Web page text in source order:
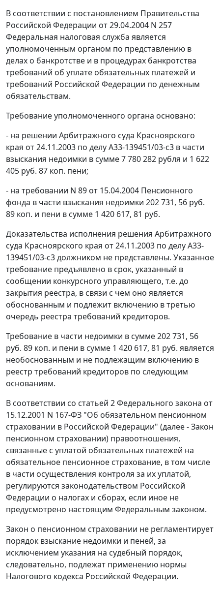
В соответствии с постановлением Правительства
Российской Федерации от 29.04.2004 N 257
Федеральная налоговая служба является
уполномоченным органом по представлению в
делах о банкротстве и в процедурах банкротства
требований об уплате обязательных платежей и
требований Российской Федерации по денежным
обязательствам.
Требование уполномоченного органа основано:
- на решении Арбитражного суда Красноярского
края от 24.11.2003 по делу А33-139451/03-с3 в части
взыскания недоимки в сумме 7 780 282 рубля и 1 622
405 руб. 87 коп. пени;
- на требовании N 89 от 15.04.2004 Пенсионного
фонда в части взыскания недоимки 202 731, 56 руб.
89 коп. и пени в сумме 1 420 617, 81 руб.
Доказательства исполнения решения Арбитражного
суда Красноярского края от 24.11.2003 по делу А33-
139451/03-с3 должником не представлены. Указанное
требование предъявлено в срок, указанный в
сообщении конкурсного управляющего, т.е. до
закрытия реестра, в связи с чем оно является
обоснованным и подлежит включению в третью
очередь реестра требований кредиторов.
Требование в части недоимки в сумме 202 731, 56
руб. 89 коп. и пени в сумме 1 420 617, 81 руб. является
необоснованным и не подлежащим включению в
реестр требований кредиторов по следующим
основаниям.
В соответствии со статьей 2Федерального закона от
15.12.2001 N 167-ФЗ "Об обязательном пенсионном
страховании в Российской Федерации" (далее - Закон
пенсионном страховании) правоотношения,
связанные с уплатой обязательных платежей на
обязательное пенсионное страхование, в том числе
в части осуществления контроля за их уплатой,
регулируются законодательством Российской
Федерации о налогах и сборах, если иное не
предусмотрено настоящим Федеральным законом.
Закон о пенсионном страховании не регламентирует
порядок взыскание недоимки и пеней, за
исключением указания на судебный порядок,
следовательно, подлежат применению нормы
Налогового кодекса Российской Федерации.